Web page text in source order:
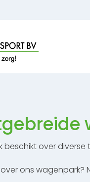
beschikt over
ons